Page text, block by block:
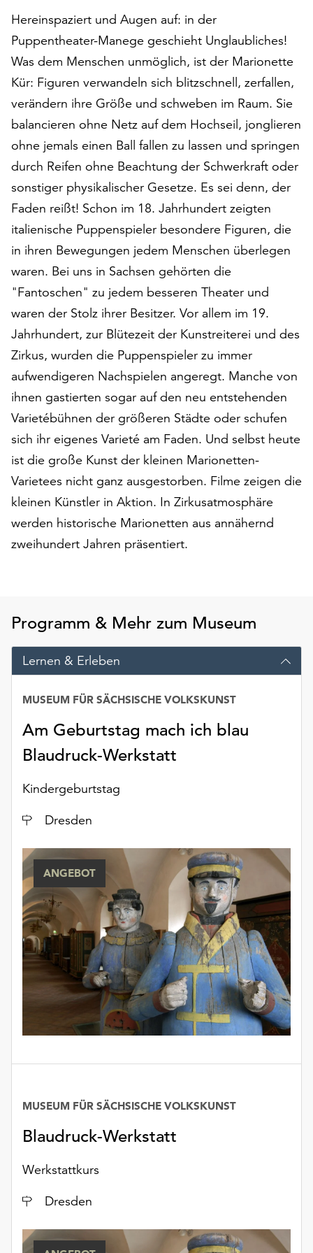
auf
akzeptieren“,
um
alle
Cookies
zu
akzeptieren.
Sie
können
Ihr
Einverständnis
jederzeit
ändern
widerrufen.
Dafür
steht
am
Ende
der
Seite
die
Schaltfläche
„Cookie-
Einstellungen“
zur
Verfügung.
Funktionale
Cookies
auch
ohne
Möchten
Sie
die
Cookies
erreichen
Sie
die
Einstellungen
über
die
Schaltfläche
„Auswählen“.
Weitere
Informationen
finden
Sie
unserer
Datenschutzerklärung
Hereinspaziert und Augen auf: in der
Puppentheater-Manege geschieht Unglaubliches!
Was dem Menschen unmöglich, ist der Marionette
Kür: Figuren verwandeln sich blitzschnell, zerfallen,
verändern ihre Größe und schweben im Raum. Sie
balancieren ohne Netz auf dem Hochseil, jonglieren
ohne jemals einen Ball fallen zu lassen und springen
durch Reifen ohne Beachtung der Schwerkraft oder
sonstiger physikalischer Gesetze. Es sei denn, der
Faden reißt! Schon im 18. Jahrhundert zeigten
italienische Puppenspieler besondere Figuren, die
in ihren Bewegungen jedem Menschen überlegen
waren. Bei uns in Sachsen gehörten die
"Fantoschen" zu jedem besseren Theater und
waren der Stolz ihrer Besitzer. Vor allem im 19.
Jahrhundert, zur Blütezeit der Kunstreiterei und des
Zirkus, wurden die Puppenspieler zu immer
aufwendigeren Nachspielen angeregt. Manche von
ihnen gastierten sogar auf den neu entstehenden
Varietébühnen der größeren Städte oder schufen
sich ihr eigenes Varieté am Faden. Und selbst heute
ist die große Kunst der kleinen Marionetten-
Varietees nicht ganz ausgestorben. Filme zeigen die
kleinen Künstler in Aktion. In Zirkusatmosphäre
werden historische Marionetten aus annähernd
zweihundert Jahren präsentiert.
Programm & Mehr zum Museum
Lernen & Erleben
Am Geburtstag mach ich blau
Blaudruck-Werkstatt
MUSEUM FÜR SÄCHSISCHE VOLKSKUNST
Kindergeburtstag
Ort
Dresden
ANGEBOT
Blaudruck-Werkstatt
MUSEUM FÜR SÄCHSISCHE VOLKSKUNST
Werkstattkurs
Ort
Dresden